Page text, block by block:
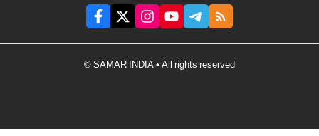
© SAMAR INDIA • All rights reserved